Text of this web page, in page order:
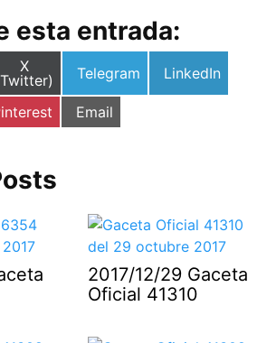
esta entrada:
Compartir
en
X
Compartir
Telegram
Compartir
LinkedIn
Compartir
en
Email
2017/12/29 Gaceta
Oficial 41310